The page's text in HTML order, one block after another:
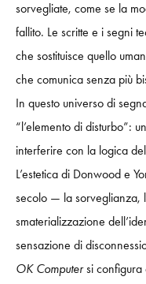
sorvegliate, come se la
fallito. Le scritte e i segni
che sostituisce quello
che comunica senza più
In questo universo di
“l’elemento di disturbo”:
interferire con la logica
L’estetica di Donwood e
secolo — la sorveglianza,
smaterializzazione
sensazione di
OK Computersi configura